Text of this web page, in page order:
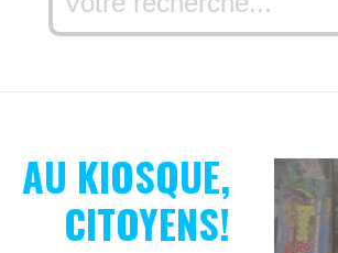
AU KIOSQUE,
CITOYENS!